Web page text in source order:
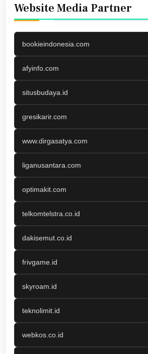
Website Media Partner
bookieindonesia.com
afyinfo.com
situsbudaya.id
gresikarir.com
www.dirgasatya.com
liganusantara.com
optimakit.com
telkomtelstra.co.id
dakisemut.co.id
frivgame.id
skyroam.id
teknolimit.id
webkos.co.id